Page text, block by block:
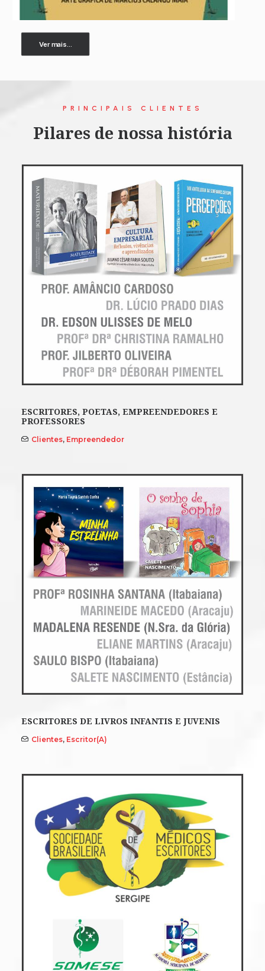
Ver mais...
PRINCIPAIS CLIENTES
Pilares de nossa história
ESCRITORES, POETAS, EMPREENDEDORES E
PROFESSORES
Clientes, Empreendedor
ESCRITORES DE LIVROS INFANTIS E JUVENIS
Clientes, Escritor(a)